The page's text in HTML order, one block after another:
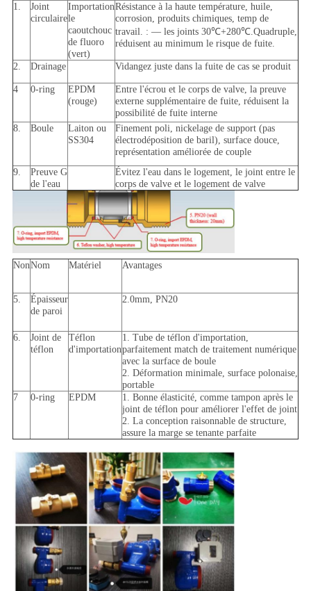
1.
Joint
circulaire
Importation
le
caoutchouc
de fluoro
(vert)
Résistance à la haute température, huile,
corrosion, produits chimiques, temp de
travail. : — les joints 30℃+280℃.Quadruple,
réduisent au minimum le risque de fuite.
2. Drainage Vidangez juste dans la fuite de cas se produit
4 0-ring
EPDM
(rouge)
Entre l'écrou et le corps de valve, la preuve
externe supplémentaire de fuite, réduisent la
possibilité de fuite interne
8.
Boule
Laiton ou
SS304
Finement poli, nickelage de support (pas
électrodéposition de baril), surface douce,
représentation améliorée de couple
9.
Preuve G
de l'eau
Évitez l'eau dans le logement, le joint entre le
corps de valve et le logement de valve
NonNom Matériel Avantages
5.
Épaisseur
de paroi
2.0mm, PN20
6.
Joint de
téflon
Téflon
d'importation
1. Tube de téflon d'importation,
parfaitement match de traitement numérique
avec la surface de boule
2. Déformation minimale, surface polonaise,
portable
7
0-ring EPDM
1. Bonne élasticité, comme tampon après le
joint de téflon pour améliorer l'effet de joint
2. La conception raisonnable de structure,
assure la marge se tenante parfaite